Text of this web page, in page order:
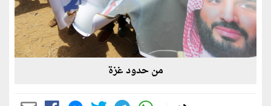
من حدود غزة